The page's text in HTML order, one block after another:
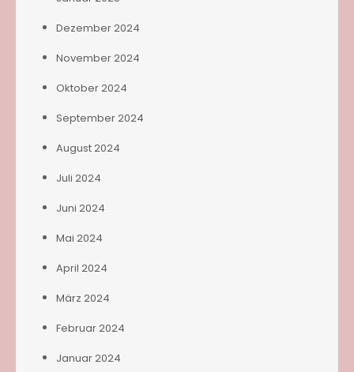
Dezember 2024
November 2024
Oktober 2024
September 2024
August 2024
Juli 2024
Juni 2024
Mai 2024
April 2024
März 2024
Februar 2024
Januar 2024